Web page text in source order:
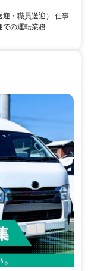
迎・職員送迎） 仕事
での運転業務